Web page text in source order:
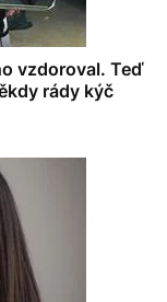
vzdoroval. Teď
rády kýč